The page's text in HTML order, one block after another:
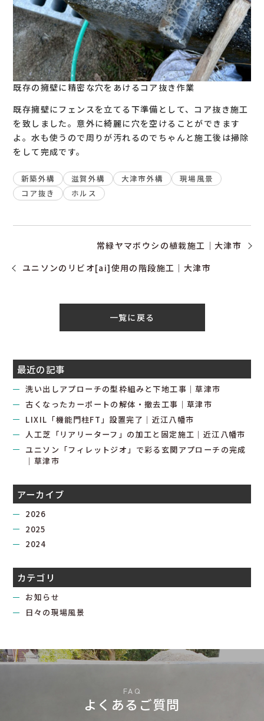
既存の擁壁に精密な穴をあけるコア抜き作業
既存擁壁にフェンスを立てる下準備として、コア抜き施工
を致しました。意外に綺麗に穴を空けることができます
よ。水も使うので周りが汚れるのでちゃんと施工後は掃除
をして完成です。
新築外構 滋賀外構 大津市外構
現場風景
コア抜き
ホルス
常緑ヤマボウシの植栽施工｜大津市
ユニソンのリビオ[ai]使用の階段施工｜大津市
一覧に戻る
最近の記事
洗い出しアプローチの型枠組みと下地工事｜草津市
古くなったカーポートの解体・撤去工事｜草津市
LIXIL「機能門柱FT」設置完了｜近江八幡市
人工芝「リアリーターフ」の加工と固定施工｜近江八幡市
ユニソン「フィレットジオ」で彩る玄関アプローチの完成
｜草津市
アーカイブ
2026
2025
2024
カテゴリ
お知らせ
日々の現場風景
よくあるご質問